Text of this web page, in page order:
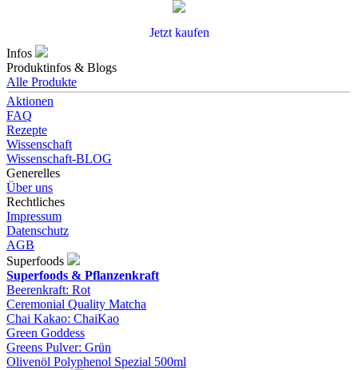
Jetzt kaufen
Infos
Produktinfos & Blogs
Alle Produkte
Aktionen
FAQ
Rezepte
Wissenschaft
Wissenschaft-BLOG
Generelles
Über uns
Rechtliches
Impressum
Datenschutz
AGB
Superfoods
Superfoods & Pflanzenkraft
Beerenkraft: Rot
Ceremonial Quality Matcha
Chai Kakao: ChaiKao
Green Goddess
Greens Pulver: Grün
Olivenöl Polyphenol Spezial 500ml